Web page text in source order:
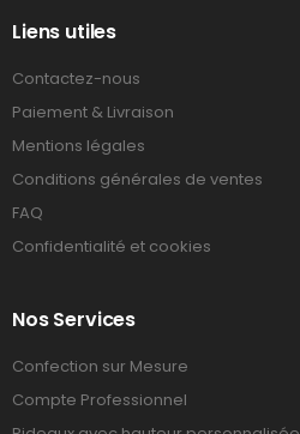
Liens utiles
Contactez-nous
Paiement & Livraison
Mentions légales
Conditions générales de ventes
FAQ
Confidentialité et cookies
Nos Services
Confection sur Mesure
Compte Professionnel